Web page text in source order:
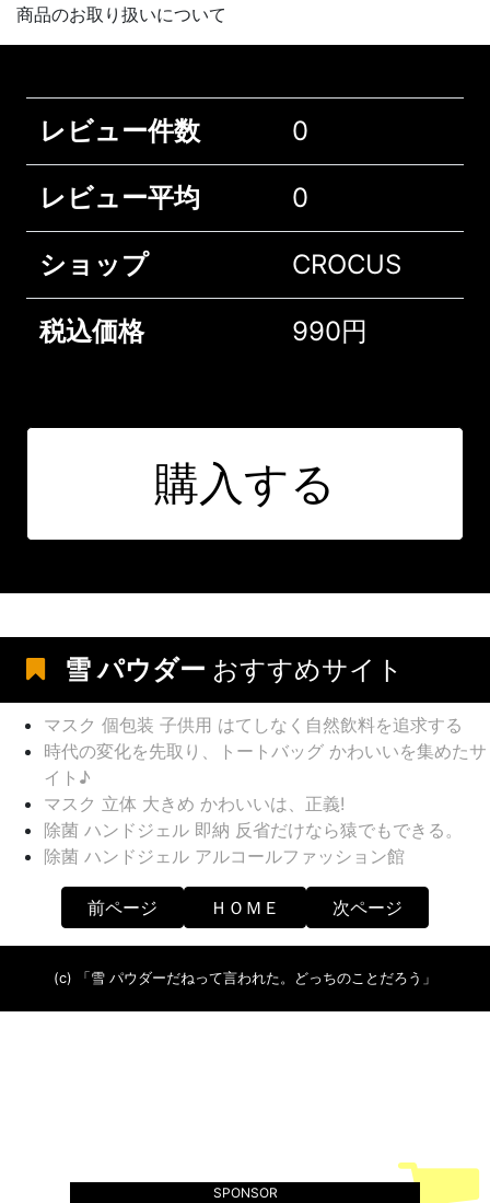
商品のお取り扱いについて
レビュー件数 0
レビュー平均 0
ショップ CROCUS
税込価格 990円
購入する
雪 パウダー おすすめサイト
マスク 個包装 子供用 はてしなく自然飲料を追求する
時代の変化を先取り、トートバッグ かわいいを集めたサ
イト♪
マスク 立体 大きめ かわいいは、正義!
除菌 ハンドジェル 即納 反省だけなら猿でもできる。
除菌 ハンドジェル アルコールファッション館
前ページ ＨＯＭＥ 次ページ
(c) 「雪 パウダーだねって言われた。どっちのことだろう」
SPONSOR